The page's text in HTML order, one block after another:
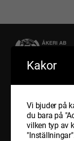
Om oss
Tjänster
Transporter
Inrikes
Kakor
Vi bjuder på
du bara på
vilken typ av